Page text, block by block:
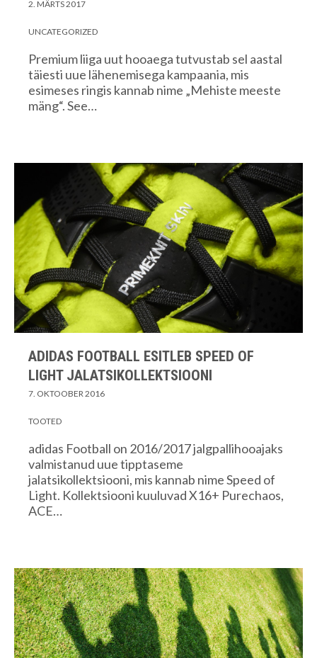
2. MÄRTS 2017
UNCATEGORIZED
Premium liiga uut hooaega tutvustab sel aastal
täiesti uue lähenemisega kampaania, mis
esimeses ringis kannab nime „Mehiste meeste
mäng“. See…
ADIDAS FOOTBALL ESITLEB SPEED OF
LIGHT JALATSIKOLLEKTSIOONI
7. OKTOOBER 2016
TOOTED
adidas Football on 2016/2017 jalgpallihooajaks
valmistanud uue tipptaseme
jalatsikollektsiooni, mis kannab nime Speed of
Light. Kollektsiooni kuuluvad X16+ Purechaos,
ACE…